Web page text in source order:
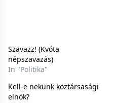
Szavazz! (Kvóta
népszavazás)
In "Politika"
Kell-e nekünk köztársasági
elnök?